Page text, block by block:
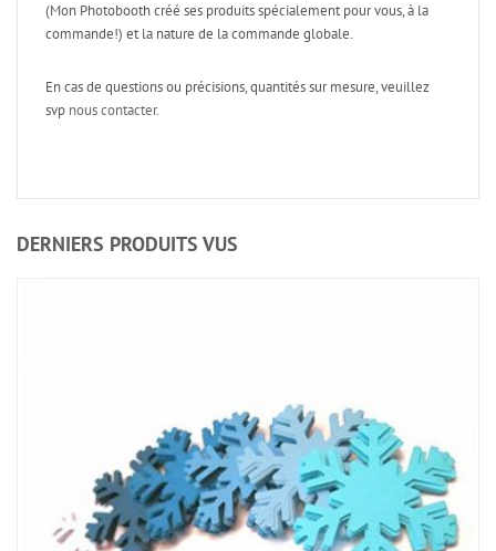
(Mon Photobooth créé ses produits spécialement pour vous, à la
commande!) et la nature de la commande globale.
En cas de questions ou précisions, quantités sur mesure, veuillez
svp nous contacter.
DERNIERS PRODUITS VUS